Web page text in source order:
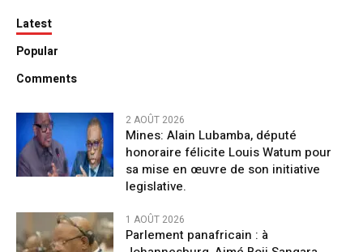
Latest
Popular
Comments
2 AOÛT 2026
Mines: Alain Lubamba, député
honoraire félicite Louis Watum pour
sa mise en œuvre de son initiative
legislative.
1 AOÛT 2026
Parlement panafricain : à